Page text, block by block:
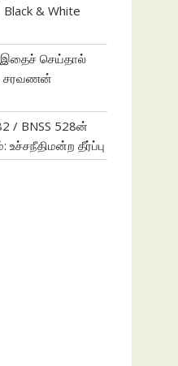
& White
இதைச் செய்தால்
சரவணன்
/ BNSS 528ன்
உச்சநீதிமன்ற தீர்ப்பு